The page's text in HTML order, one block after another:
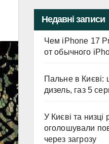
Недавні записи
Чем iPhone 17
от обычного
Пальне в Києві:
дизель, газ 5
У Києві та низці
оголошували
через загрозу